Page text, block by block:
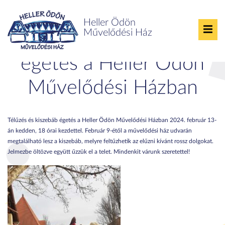
Heller Ödön
Művelődési Ház
Télűzés és kiszebáb
égetés a Heller Ödön
Művelődési Házban
Télűzés és kiszebáb égetés a Heller Ödön Művelődési Házban 2024. február 13-
án kedden, 18 órai kezdettel. Február 9-étől a művelődési ház udvarán
megtalálható lesz a kiszebáb, melyre feltűzhetik az elűzni kívánt rossz dolgokat.
Jelmezbe öltözve együtt űzzük el a telet. Mindenkit várunk szeretettel!